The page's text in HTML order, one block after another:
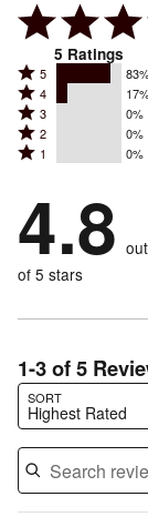
5 Ratings
Rated
5
stars
by
reviewers
5
Rated
4
stars
by
of
reviewers
4
Rated
3
stars
0%
of
reviewers
3 0%
Rated
2
by
0%
reviewers
2 0%
Rated
stars
by
0%
of
1 0%
4.8 out
of 5 stars
1-3 of 5
SORT
Highest Rated
Search reviews…